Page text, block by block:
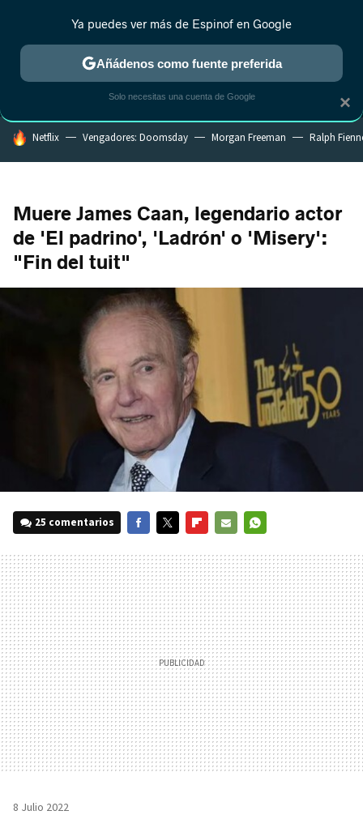
MENÚ NUEVO
ESTRENOS REALITY ANIME RANKINGS CINE
HOY SE HABLA DE
Netflix Vengadores: Doomsday Morgan Freeman Ralph
Muere James Caan, legendario actor
de 'El padrino', 'Ladrón' o 'Misery':
"Fin del tuit"
25 comentarios
MAIL
8 Julio 2022
×
Ya puedes ver más de Espinof en Google
Añádenos como fuente preferida
Solo necesitas una cuenta de Google